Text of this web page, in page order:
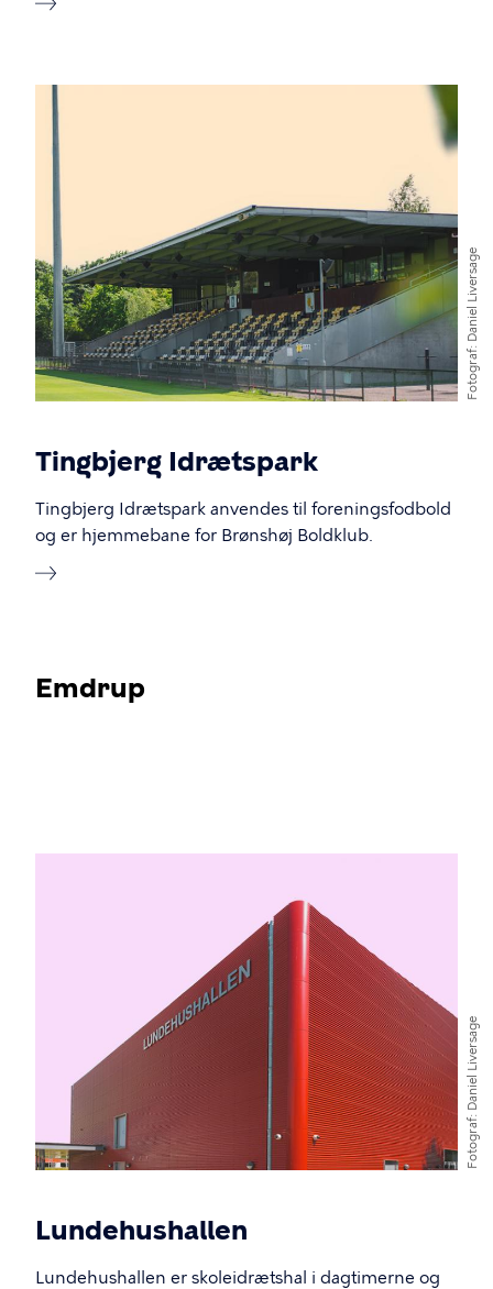
Billede
Fotograf
Daniel Liversage
Tingbjerg Idrætspark
Tingbjerg Idrætspark anvendes til foreningsfodbold
og er hjemmebane for Brønshøj Boldklub.
Emdrup
Fotograf
Daniel Liversage
Lundehushallen
Lundehushallen er skoleidrætshal i dagtimerne og